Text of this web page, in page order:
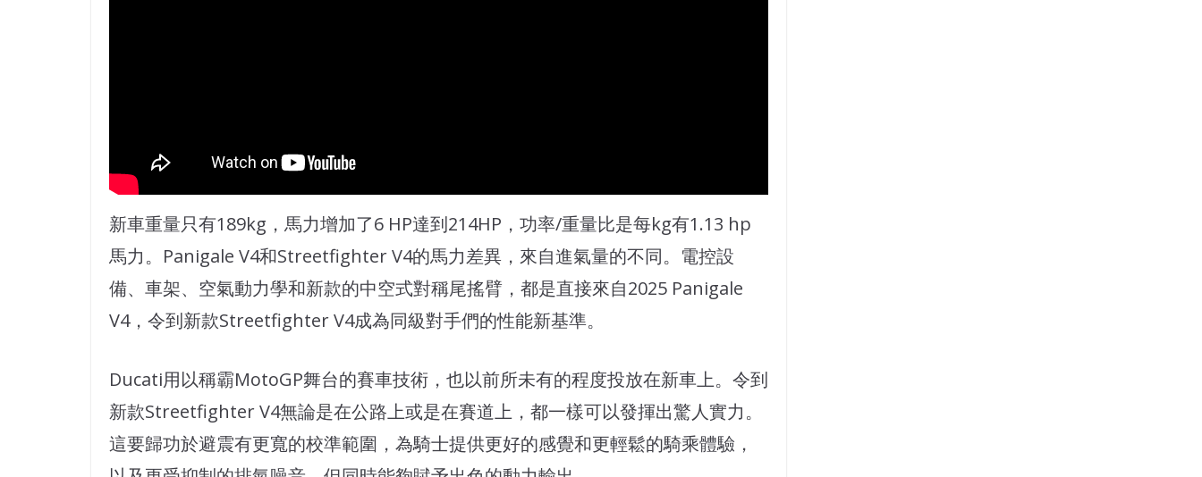
新車重量只有189kg，馬力增加了6 HP達到214HP，功率/重量比是每kg有1.13 hp
馬力。Panigale V4和Streetfighter V4的馬力差異，來自進氣量的不同。電控設
備、車架、空氣動力學和新款的中空式對稱尾搖臂，都是直接來自2025 Panigale
V4，令到新款Streetfighter V4成為同級對手們的性能新基準。
Ducati用以稱霸MotoGP舞台的賽車技術，也以前所未有的程度投放在新車上。令到
新款Streetfighter V4無論是在公路上或是在賽道上，都一樣可以發揮出驚人實力。
這要歸功於避震有更寬的校準範圍，為騎士提供更好的感覺和更輕鬆的騎乘體驗，